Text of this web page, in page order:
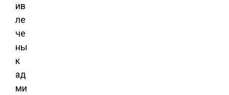
ив
ле
че
ны
к
ад
ми